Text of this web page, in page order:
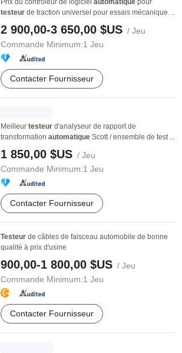
Prix du contrôleur de logiciel automatique pour
testeur de traction universel pour essais mécaniques
2 900,00-3 650,00 $US / Jeu
Commande Minimum:1 Jeu
Contacter Fournisseur
Meilleur testeur d'analyseur de rapport de
transformation automatique Scott / ensemble de test ...
1 850,00 $US / Jeu
Commande Minimum:1 Jeu
Contacter Fournisseur
Testeur de câbles de faisceau automobile de bonne
qualité à prix d'usine
900,00-1 800,00 $US / Jeu
Commande Minimum:1 Jeu
Contacter Fournisseur